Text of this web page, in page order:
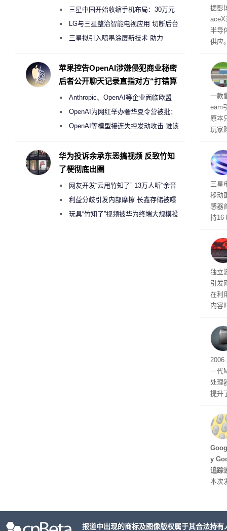
电
据彭
aceX
半导
供应
开
取“
的
全
一款
eam
原本
玩家
入
传
三星
移动
感器
持
文
独立
引发
在利
内容
有
2006
一代
处理
提升
型
ss
y
追踪
本次
摩托
三星中国开始收缩手机布局：30万元
月销售额不达标门店 将被逐步清退
LG与三星整治智能电视应用 切断后台
偷偷共享带宽的违规行为
三星拟引入喷墨涂层新技术 助力
度
苹果控告OpenAI涉嫌侵犯商业秘密
后者公开聊天记录直指对方“打错算
Anthropic、OpenAI等企业面临欧盟
《人工智能法案》全新执法权限审查
OpenAI为网红举办奢华夏令营被批：
2000美元一晚 遭讽“反乌托邦”
OpenAI等模型接连失控发动攻击 谁该
华为投诉余承东恶搞视频 反致竹知
了梗彻底出圈
网友开发“云甩竹知了” 13万人听“余音
绕梁”利益分歧引发内部摩擦 长鑫存储被曝
曾将华为驻场工程师驱逐出研发基地
玩具“竹知了”视频被华为终端大规模投
报道中出现的商标及图像版权属于其合法持